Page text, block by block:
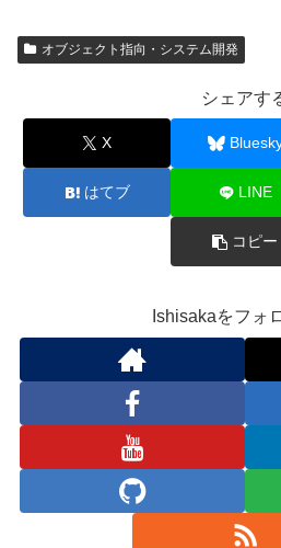
オブジェクト指向・システム開発
シェアす
X
はてブ LINE
コピー
Ishisakaをフォ